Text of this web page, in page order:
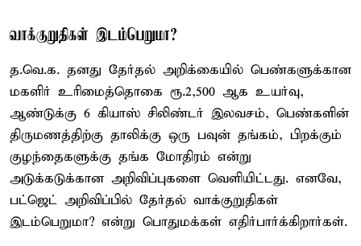
வாக்குறுதிகள் இடம்பெறுமா?
த.வெ.க. தனது தேர்தல் அறிக்கையில் பெண்களுக்கான
மகளிர் உரிமைத்தொகை ரூ.2,500 ஆக உயர்வு,
ஆண்டுக்கு 6 கியாஸ் சிலிண்டர் இலவசம், பெண்களின்
திருமணத்திற்கு தாலிக்கு ஒரு பவுன் தங்கம், பிறக்கும்
குழந்தைகளுக்கு தங்க மோதிரம் என்று
அடுக்கடுக்கான அறிவிப்புகளை வெளியிட்டது. எனவே,
பட்ஜெட் அறிவிப்பில் தேர்தல் வாக்குறுதிகள்
இடம்பெறுமா? என்று பொதுமக்கள் எதிர்பார்க்கிறார்கள்.